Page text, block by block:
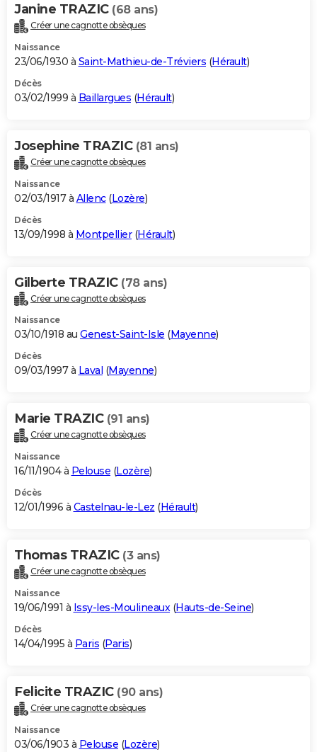
Janine TRAZIC (68 ans)
Créer une cagnotte obsèques
Naissance
23/06/1930 à Saint-Mathieu-de-Tréviers (Hérault)
Décès
03/02/1999 à Baillargues (Hérault)
Josephine TRAZIC (81 ans)
Créer une cagnotte obsèques
Naissance
02/03/1917 à Allenc(Lozère)
Décès
13/09/1998 à Montpellier(Hérault)
Gilberte TRAZIC (78 ans)
Créer une cagnotte obsèques
Naissance
03/10/1918 au Genest-Saint-Isle (Mayenne)
Décès
09/03/1997 à Laval (Mayenne)
Marie TRAZIC (91 ans)
Créer une cagnotte obsèques
Naissance
16/11/1904 à Pelouse (Lozère)
Décès
12/01/1996 à Castelnau-le-Lez (Hérault)
Thomas TRAZIC (3 ans)
Créer une cagnotte obsèques
Naissance
19/06/1991 à Issy-les-Moulineaux(Hauts-de-Seine)
Décès
14/04/1995 à Paris (Paris)
Felicite TRAZIC (90 ans)
Créer une cagnotte obsèques
Naissance
03/06/1903 à Pelouse (Lozère)